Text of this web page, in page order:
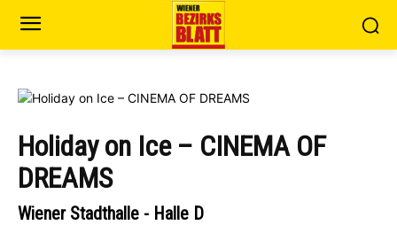
Holiday on Ice – CINEMA OF
DREAMS
Wiener Stadthalle - Halle D